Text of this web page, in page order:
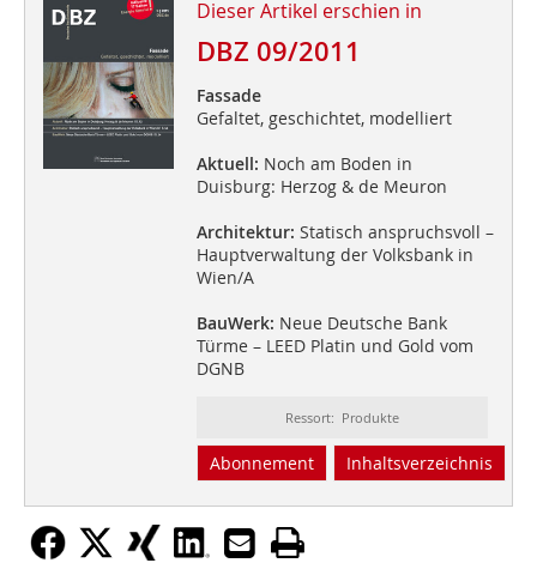
Dieser Artikel erschien in
DBZ 09/2011
Fassade
Gefaltet, geschichtet, modelliert
Aktuell: Noch am Boden in
Duisburg: Herzog & de Meuron
Architektur: Statisch anspruchsvoll –
Hauptverwaltung der Volksbank in
Wien/A
BauWerk: Neue Deutsche Bank
Türme – LEED Platin und Gold vom
DGNB
Ressort: Produkte
Abonnement Inhaltsverzeichnis